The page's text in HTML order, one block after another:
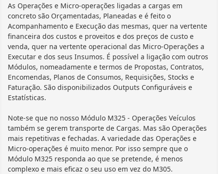
As Operações e Micro-operações ligadas a cargas em
concreto são Orçamentadas, Planeadas e é feito o
Acompanhamento e Execução das mesmas, quer na vertente
financeira dos custos e proveitos e dos preços de custo e
venda, quer na vertente operacional das Micro-Operações a
Executar e dos seus Insumos. É possível a ligação com outros
Módulos, nomeadamente e termos de Propostas, Contratos,
Encomendas, Planos de Consumos, Requisições, Stocks e
Faturação. São disponibilizados Outputs Configuráveis e
Estatísticas.
Note-se que no nosso Módulo M325 - Operações Veículos
também se gerem transporte de Cargas. Mas são Operações
mais repetitivas e fechadas. A variedade das Operações e
Micro-operações é muito menor. Por isso sempre que o
Módulo M325 responda ao que se pretende, é menos
complexo e mais eficaz o seu uso em vez do M305.